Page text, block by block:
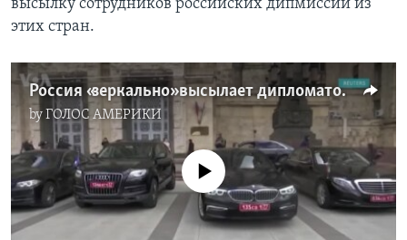
высылку сотрудников российских дипмиссий из
этих стран.
Россия «зеркально» высылает дипломатов
byГОЛОС АМЕРИКИ
No media source currently available